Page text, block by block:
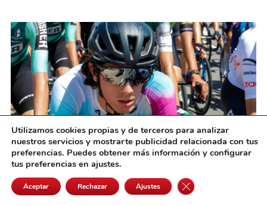
Rubén y Mario García Galán afrontan la Vuelta
agosto 6, 2026
Utilizamos cookies propias y de terceros para analizar
nuestros servicios y mostrarte publicidad relacionada con tus
preferencias. Puedes obtener más información y configurar
tus preferencias en ajustes.
Aceptar Rechazar Ajustes Cerrar el banner de